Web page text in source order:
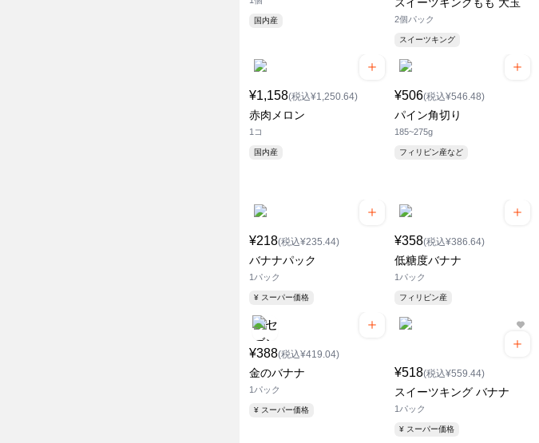
国内産
スイーツキングもも 大玉
2個パック
スイーツキング
¥1,158(税込¥1,250.64)
赤肉メロン
1コ
国内産
¥506(税込¥546.48)
パイン角切り
185~275g
フィリピン産など
¥218(税込¥235.44)
バナナパック
1パック
¥ スーパー価格
¥358(税込¥386.64)
低糖度バナナ
1パック
フィリピン産
¥388(税込¥419.04)
金のバナナ
1パック
¥ スーパー価格
¥518(税込¥559.44)
スイーツキング バナナ
1パック
¥ スーパー価格